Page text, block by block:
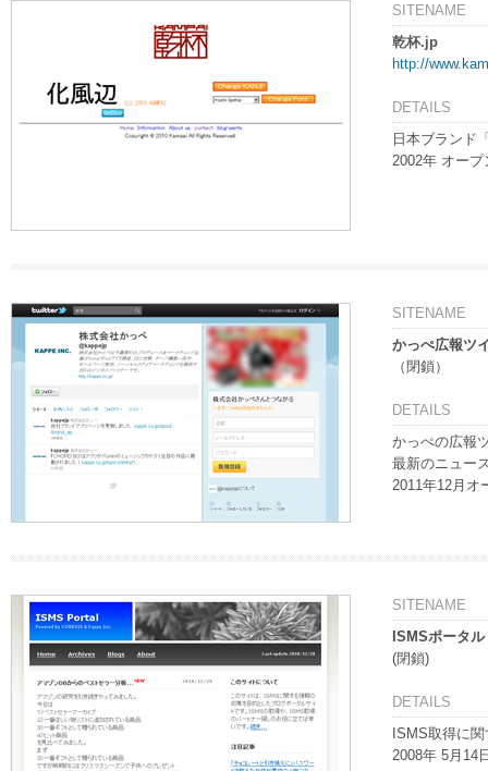
SITENAME
乾杯.jp
http://
DETAILS
日本ブランド
2002年 オープ
SITENAME
かっぺ広報ツ
（閉鎖）
DETAILS
かっぺの広報
最新のニュー
2011年12月オ
SITENAME
ISMSポータル
(閉鎖)
DETAILS
ISMS取得に
2008年 5月14